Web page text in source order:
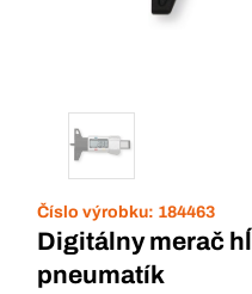
Číslo výrobku: 184463
Digitálny merač
pneumatík